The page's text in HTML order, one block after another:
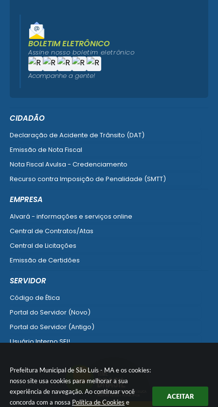
Prefeitura Municipal de São Luís - MA e os cookies:
nosso site usa cookies para melhorar a sua
experiência de navegação. Ao continuar você
concorda com a nossa Política de Cookies e
ACEITAR
CIDADÃO
Declaração de Acidente de Trânsito (DAT)
Emissão de Nota Fiscal
Nota Fiscal Avulsa - Credenciamento
Recurso contra Imposição de Penalidade (SMTT)
EMPRESA
Alvará - informações e serviços online
Central de Contratos/Atas
Central de Licitações
Emissão de Certidões
SERVIDOR
Código de Ética
Portal do Servidor (Novo)
Portal do Servidor (Antigo)
Usuário Interno SEI!
1doc Legado
Portal do Segurado
Manual de Gestão Patrimonial
BOLETIM ELETRÔNICO
Assine nosso boletim eletrônico
Acompanhe a gente!